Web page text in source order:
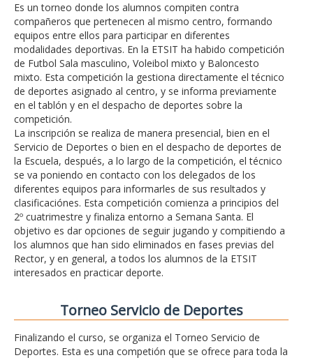
Es un torneo donde los alumnos compiten contra
compañeros que pertenecen al mismo centro, formando
equipos entre ellos para participar en diferentes
modalidades deportivas. En la ETSIT ha habido competición
de Futbol Sala masculino, Voleibol mixto y Baloncesto
mixto. Esta competición la gestiona directamente el técnico
de deportes asignado al centro, y se informa previamente
en el tablón y en el despacho de deportes sobre la
competición.
La inscripción se realiza de manera presencial, bien en el
Servicio de Deportes o bien en el despacho de deportes de
la Escuela, después, a lo largo de la competición, el técnico
se va poniendo en contacto con los delegados de los
diferentes equipos para informarles de sus resultados y
clasificaciónes. Esta competición comienza a principios del
2º cuatrimestre y finaliza entorno a Semana Santa. El
objetivo es dar opciones de seguir jugando y compitiendo a
los alumnos que han sido eliminados en fases previas del
Rector, y en general, a todos los alumnos de la ETSIT
interesados en practicar deporte.
Torneo Servicio de Deportes
Finalizando el curso, se organiza el Torneo Servicio de
Deportes. Esta es una competión que se ofrece para toda la